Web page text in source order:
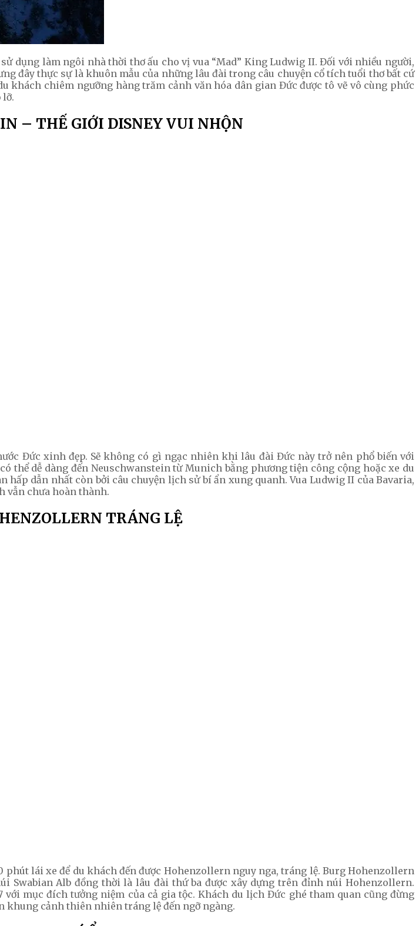
dụng làm ngôi nhà thời thơ ấu cho vị vua “Mad” King Ludwig II. Đối với nhiều người,
đây thực sự là khuôn mẫu của những lâu đài trong câu chuyện cổ tích tuổi thơ bất cứ
khách chiêm ngưỡng hàng trăm cảnh văn hóa dân gian Đức được tô vẽ vô cùng phức
lỡ.
– THẾ GIỚI DISNEY VUI NHỘN
Đức xinh đẹp. Sẽ không có gì ngạc nhiên khi lâu đài Đức này trở nên phổ biến với
thể dễ dàng đến Neuschwanstein từ Munich bằng phương tiện công cộng hoặc xe du
dẫn nhất còn bởi câu chuyện lịch sử bí ẩn xung quanh. Vua Ludwig II của Bavaria,
vẫn chưa hoàn thành.
TRÁNG LỆ
phút lái xe để du khách đến được Hohenzollern nguy nga, tráng lệ. Burg Hohenzollern
Swabian Alb đồng thời là lâu đài thứ ba được xây dựng trên đỉnh núi Hohenzollern.
mục đích tưởng niệm của cả gia tộc. Khách du lịch Đức ghé tham quan cũng đừng
khung cảnh thiên nhiên tráng lệ đến ngỡ ngàng.